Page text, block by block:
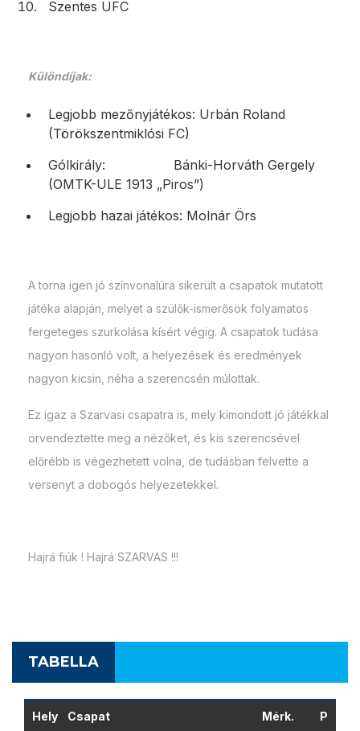
Szentes UFC
Különdíjak:
Legjobb mezőnyjátékos: Urbán Roland
(Törökszentmiklósi FC)
Gólkirály: Bánki-Horváth Gergely
(OMTK-ULE 1913 „Piros”)
Legjobb hazai játékos: Molnár Örs
A torna igen jó színvonalúra sikerült a csapatok mutatott
játéka alapján, melyet a szülők-ismerősök folyamatos
fergeteges szurkolása kísért végig. A csapatok tudása
nagyon hasonló volt, a helyezések és eredmények
nagyon kicsin, néha a szerencsén múlottak.
Ez igaz a Szarvasi csapatra is, mely kimondott jó játékkal
örvendeztette meg a nézőket, és kis szerencsével
előrébb is végezhetett volna, de tudásban felvette a
versenyt a dobogós helyezetekkel.
Hajrá fiúk ! Hajrá SZARVAS !!!
TABELLA
Hely Csapat Mérk. P